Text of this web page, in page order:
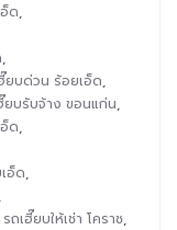
ด,
,
ยบด่วน ร้อยเอ็ด,
ยบรับจ้าง ขอนแก่น,
ด,
อ็ด,
,
รถเฮี๊ยบให้เช่า โคราช,